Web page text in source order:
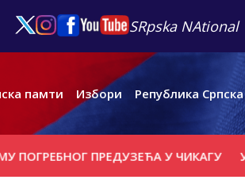
SRpska NAtional
памти Избори Република Српска
ПРЕДУЗЕЋА У ЧИКАГУ У